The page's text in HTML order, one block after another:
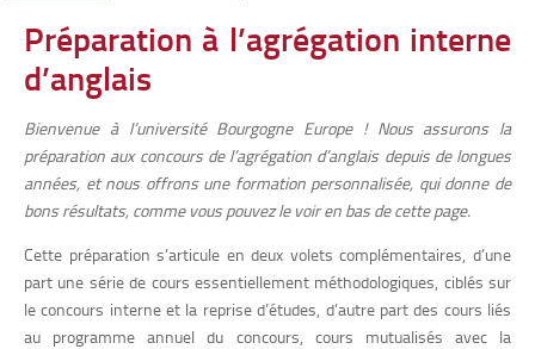
Préparation à l’agrégation interne
d’anglais
Bienvenue à l’université Bourgogne Europe ! Nous assurons la
préparation aux concours de l’agrégation d’anglais depuis de longues
années, et nous offrons une formation personnalisée, qui donne de
bons résultats, comme vous pouvez le voir en bas de cette page.
Cette préparation s’articule en deux volets complémentaires, d’une
part une série de cours essentiellement méthodologiques, ciblés sur
le concours interne et la reprise d’études, d’autre part des cours liés
au programme annuel du concours, cours mutualisés avec la